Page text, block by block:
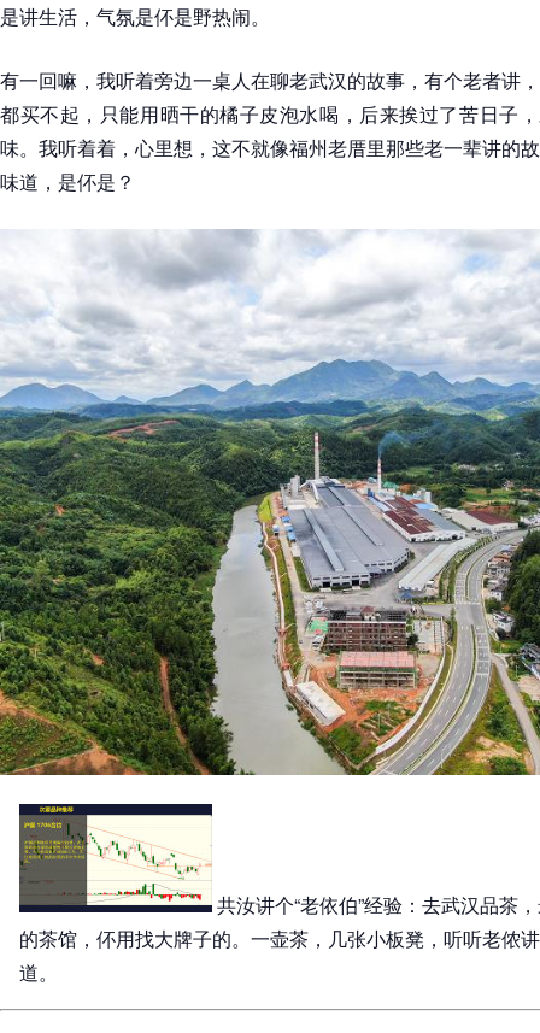
是讲生活，气氛是伓是野热闹。
有一回嘛，我听着旁边一桌人在聊老武汉的故事，有个老者讲
都买不起，只能用晒干的橘子皮泡水喝，后来挨过了苦日子
味。我听着着，心里想，这不就像福州老厝里那些老一辈讲的
味道，是伓是？
共汝讲个“老依伯”经验：去武汉品茶
的茶馆，伓用找大牌子的。一壶茶，几张小板凳，听听老侬
道。